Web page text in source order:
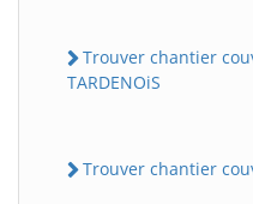
Trouver chantier
TARDENOiS
Trouver chantier